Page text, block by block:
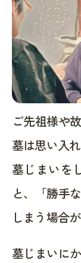
ご先祖様や
墓は思い入
墓じまいを
と、「勝手
しまう場合
墓じまいに